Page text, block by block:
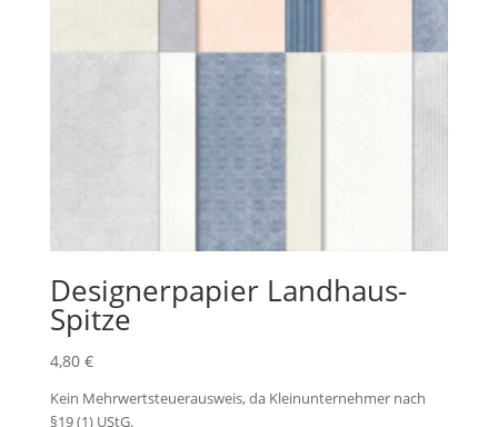
Designerpapier Landhaus-
Spitze
4,80 €
Kein Mehrwertsteuerausweis, da Kleinunternehmer nach
§19 (1) UStG.